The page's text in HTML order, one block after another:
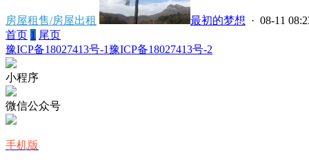
房屋租售/房屋出租 最初的梦想 · 08-11
首页 1 尾页
豫ICP备18027413号-1豫ICP备18027413号-2
小程序
微信公众号
手机版